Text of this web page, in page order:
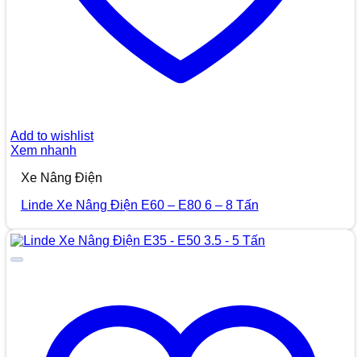
Add to wishlist
Xem nhanh
Xe Nâng Điện
Linde Xe Nâng Điện E60 – E80 6 – 8 Tấn